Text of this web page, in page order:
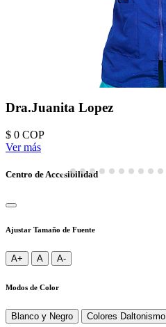
Dra.Juanita Lopez
$ 0 COP
Ver más
Centro de Accesibilidad
Ajustar Tamaño de Fuente
A+ A A-
Modos de Color
Blanco y Negro Colores Daltonismo